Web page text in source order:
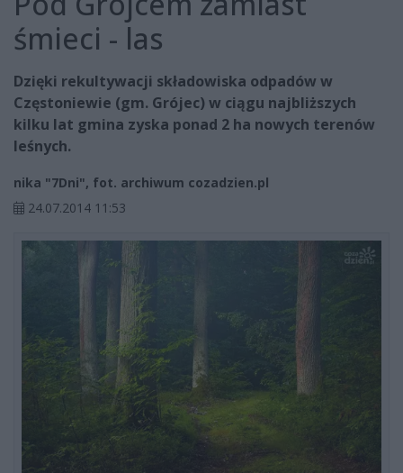
śmieci - las
Dzięki rekultywacji składowiska odpadów w
Częstoniewie (gm. Grójec) w ciągu najbliższych
kilku lat gmina zyska ponad 2 ha nowych terenów
leśnych.
nika "7Dni", fot. archiwum cozadzien.pl
24.07.2014 11:53